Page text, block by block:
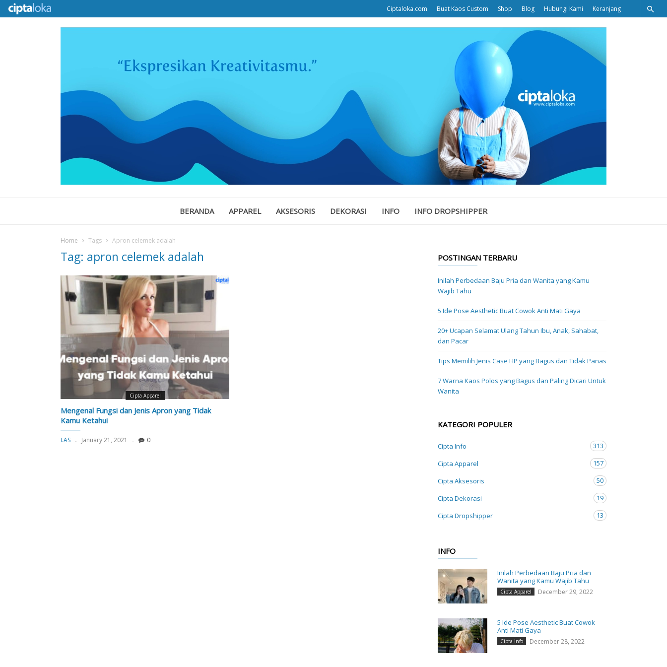
Ciptaloka.com Buat Kaos Custom Shop Blog Hubungi Kami Keranjang
BERANDA APPAREL AKSESORIS DEKORASI INFO INFO DROPSHIPPER
Home Tags Apron celemek adalah
Tag: apron celemek adalah
Cipta Apparel
Mengenal Fungsi dan Jenis Apron yang Tidak
Kamu Ketahui
I.AS January 21, 2021 0
POSTINGAN TERBARU
Inilah Perbedaan Baju Pria dan Wanita yang Kamu
Wajib Tahu
5 Ide Pose Aesthetic Buat Cowok Anti Mati Gaya
20+ Ucapan Selamat Ulang Tahun Ibu, Anak, Sahabat,
dan Pacar
Tips Memilih Jenis Case HP yang Bagus dan Tidak Panas
7 Warna Kaos Polos yang Bagus dan Paling Dicari Untuk
Wanita
KATEGORI POPULER
Cipta Info
313
Cipta Apparel
157
Cipta Aksesoris
50
Cipta Dekorasi
19
Cipta Dropshipper
13
INFO
Inilah Perbedaan Baju Pria dan
Wanita yang Kamu Wajib Tahu
Cipta Apparel December 29, 2022
5 Ide Pose Aesthetic Buat Cowok
Anti Mati Gaya
Cipta Info December 28, 2022